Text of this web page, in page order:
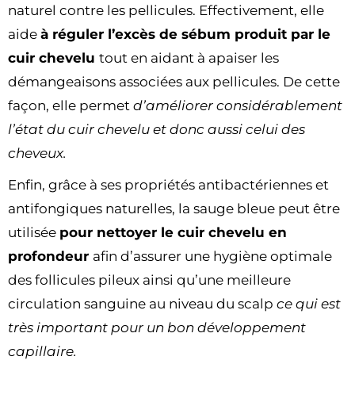
naturel contre les pellicules. Effectivement, elle
aide à réguler l’excès de sébum produit par le
cuir chevelu tout en aidant à apaiser les
démangeaisons associées aux pellicules. De cette
façon, elle permet d’améliorer considérablement
l’état du cuir chevelu et donc aussi celui des
cheveux.
Enfin, grâce à ses propriétés antibactériennes et
antifongiques naturelles, la sauge bleue peut être
utilisée pour nettoyer le cuir chevelu en
profondeur afin d’assurer une hygiène optimale
des follicules pileux ainsi qu’une meilleure
circulation sanguine au niveau du scalp ce qui est
très important pour un bon développement
capillaire.